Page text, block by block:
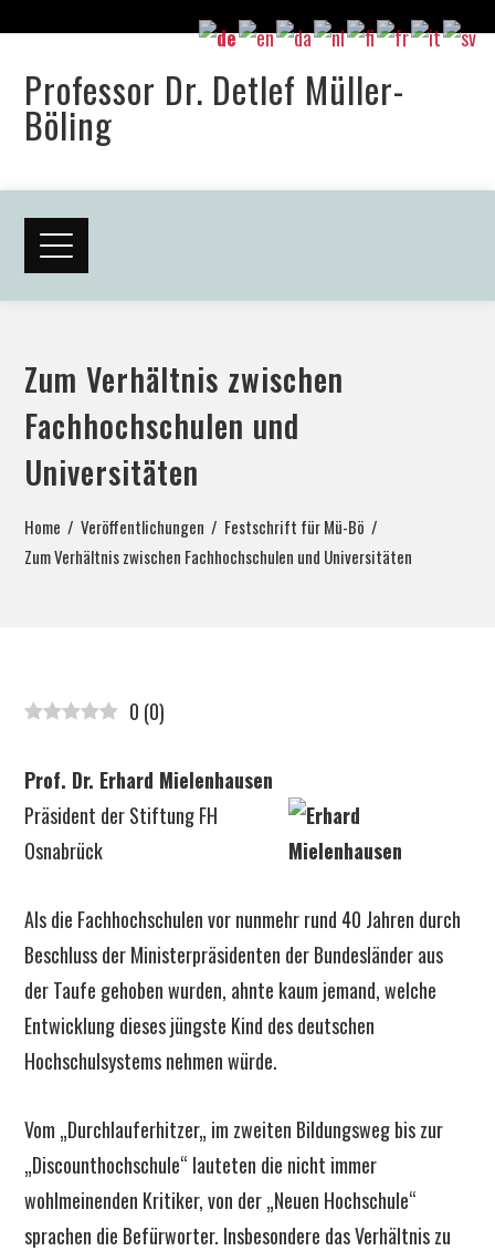
Professor Dr. Detlef Müller-
Böling
Zum Verhältnis zwischen
Fachhochschulen und
Universitäten
Home Veröffentlichungen
Festschrift für Mü-Bö
Zum Verhältnis zwischen Fachhochschulen und Universitäten
0 (0)
Prof. Dr. Erhard Mielenhausen
Präsident der Stiftung FH
Osnabrück
Als die Fachhochschulen vor nunmehr rund 40 Jahren durch
Beschluss der Ministerpräsidenten der Bundesländer aus
der Taufe gehoben wurden, ahnte kaum jemand, welche
Entwicklung dieses jüngste Kind des deutschen
Hochschulsystems nehmen würde.
Vom „Durchlauferhitzer„ im zweiten Bildungsweg bis zur
„Discounthochschule“ lauteten die nicht immer
wohlmeinenden Kritiker, von der „Neuen Hochschule“
sprachen die Befürworter. Insbesondere das Verhältnis zu